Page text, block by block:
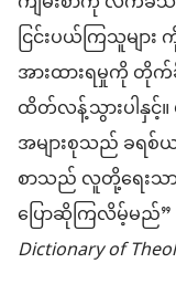
ငြင်းပယ်ကြသူမျာ
အားထားရမှုကို တို
ထိတ်လန့်သွားပါနှင့်။
အများစုသည် ခရစ်
စာသည် လူတို့ရေးသာ
ပြောဆိုကြလိမ့်မ
Dictionary of